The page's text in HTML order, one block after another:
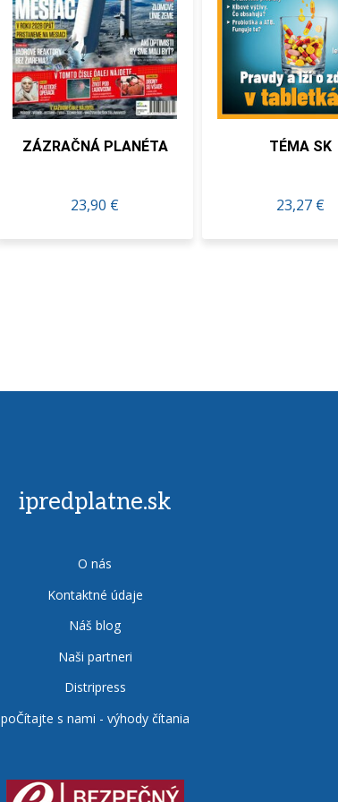
ZÁZRAČNÁ PLANÉTA
23,90 €
TÉMA SK
23,27 €
ipredplatne.sk
O nás
Kontaktné údaje
Náš blog
Naši partneri
Distripress
poČítajte s nami - výhody čítania